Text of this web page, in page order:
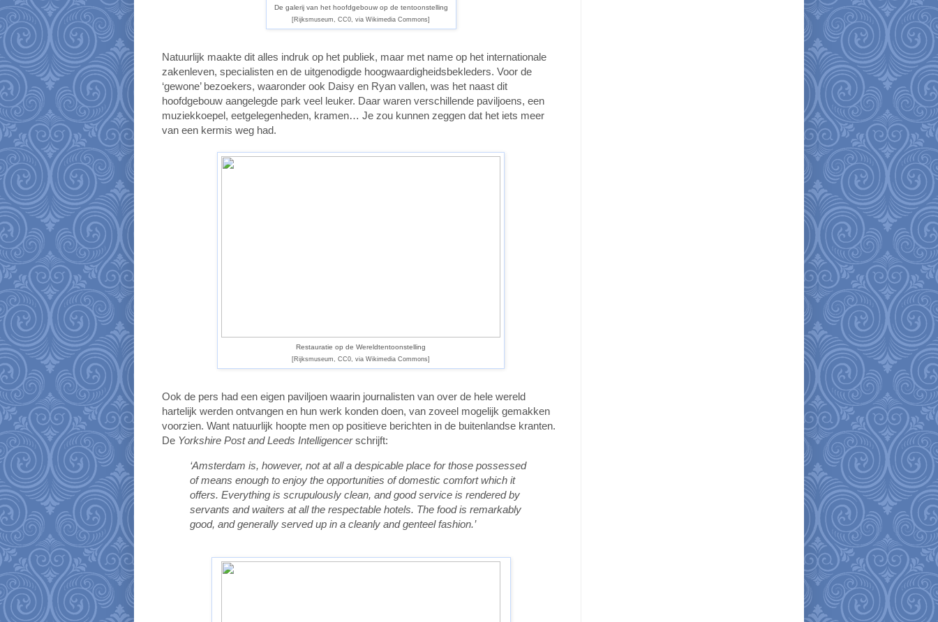
De galerij van het hoofdgebouw op de tentoonstelling
[Rijksmuseum, CC0, via Wikimedia Commons]
Natuurlijk maakte dit alles indruk op het publiek, maar met name op het internationale
zakenleven, specialisten en de uitgenodigde hoogwaardigheidsbekleders. Voor de
‘gewone’ bezoekers, waaronder ook Daisy en Ryan vallen, was het naast dit
hoofdgebouw aangelegde park veel leuker. Daar waren verschillende paviljoens, een
muziekkoepel, eetgelegenheden, kramen… Je zou kunnen zeggen dat het iets meer
van een kermis weg had.
Restauratie op de Wereldtentoonstelling
[Rijksmuseum, CC0, via Wikimedia Commons]
Ook de pers had een eigen paviljoen waarin journalisten van over de hele wereld
hartelijk werden ontvangen en hun werk konden doen, van zoveel mogelijk gemakken
voorzien. Want natuurlijk hoopte men op positieve berichten in de buitenlandse kranten.
De Yorkshire Post and Leeds Intelligencerschrijft:
‘Amsterdam is, however, not at all a despicable place for those possessed
of means enough to enjoy the opportunities of domestic comfort which it
offers. Everything is scrupulously clean, and good service is rendered by
servants and waiters at all the respectable hotels. The food is remarkably
good, and generally served up in a cleanly and genteel fashion.’